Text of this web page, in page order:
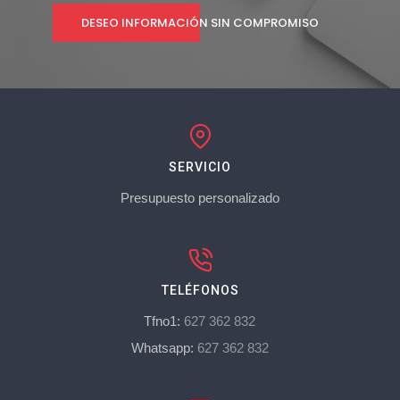
DESEO INFORMACIÓN SIN COMPROMISO
SERVICIO
Presupuesto personalizado
TELÉFONOS
Tfno1: 627 362 832
Whatsapp: 627 362 832